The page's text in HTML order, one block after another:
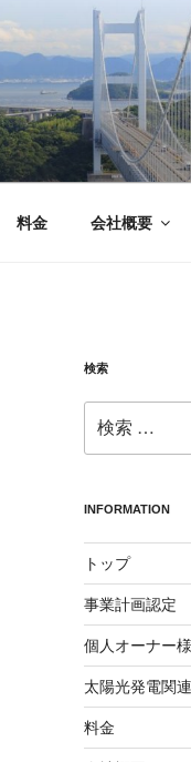
料金 会社概要
検索
索:
INFORMATION
トップ
事業計画認定
個人オーナー様
太陽光発電関
料金